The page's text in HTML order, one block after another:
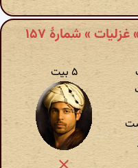
» شمارهٔ ۱۵۷
۵ بیت